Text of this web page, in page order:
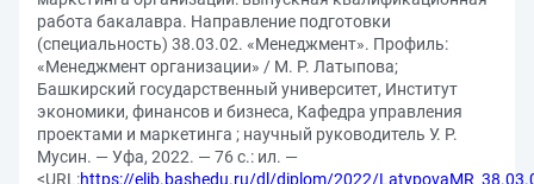
работа бакалавра. Направление подготовки
(специальность) 38.03.02. «Менеджмент». Профиль:
«Менеджмент организации» / М. Р. Латыпова;
Башкирский государственный университет, Институт
экономики, финансов и бизнеса, Кафедра управления
проектами и маркетинга ; научный руководитель У. Р.
Мусин. — Уфа, 2022. — 76 с.: ил. —
<URL:https://elib.bashedu.ru/dl/diplom/2022/